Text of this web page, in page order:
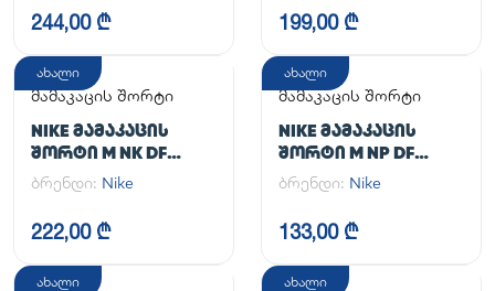
244,00 ₾ 199,00 ₾
ახალი
მამაკაცის შორტი
NIKE ᲛᲐᲛᲐᲙᲐᲪᲘᲡ
ᲨᲝᲠᲢᲘ M NK DF
UNLIMITED WVN 7IN
2IN1
ბრენდი: Nike
222,00 ₾
ახალი
მამაკაცის შორტი
NIKE ᲛᲐᲛᲐᲙᲐᲪᲘᲡ
ᲨᲝᲠᲢᲘ M NP DF
LONG SHORT
ბრენდი: Nike
133,00 ₾
ახალი ახალი